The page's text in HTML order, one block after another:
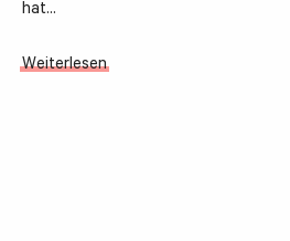
hat…
Weiterlesen